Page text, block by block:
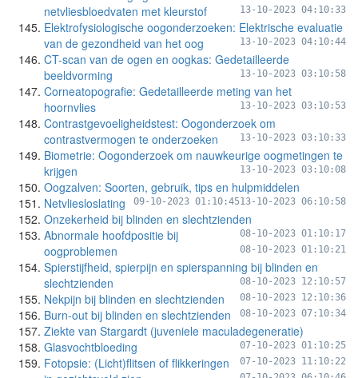
netvliesbloedvaten met kleurstof
13-10-2023 04:10:33
Elektrofysiologische oogonderzoeken: Elektrische evaluatie
van de gezondheid van het oog
13-10-2023 04:10:44
CT-scan van de ogen en oogkas: Gedetailleerde
beeldvorming
13-10-2023 03:10:58
Corneatopografie: Gedetailleerde meting van het
hoornvlies
13-10-2023 03:10:53
Contrastgevoeligheidstest: Oogonderzoek om
contrastvermogen te onderzoeken
13-10-2023 03:10:33
Biometrie: Oogonderzoek om nauwkeurige oogmetingen te
krijgen
13-10-2023 03:10:08
Oogzalven: Soorten, gebruik, tips en hulpmiddelen
13-10-2023 06:10:58
Netvliesloslating 09-10-2023 01:10:45
Onzekerheid bij blinden en slechtzienden
08-10-2023 01:10:17
Abnormale hoofdpositie bij
oogproblemen
08-10-2023 01:10:21
Spierstijfheid, spierpijn en spierspanning bij blinden en
slechtzienden
08-10-2023 12:10:57
Nekpijn bij blinden en slechtzienden 08-10-2023 12:10:36
Burn-out bij blinden en slechtzienden 08-10-2023 07:10:34
Ziekte van Stargardt (juveniele maculadegeneratie)
07-10-2023 01:10:25
Glasvochtbloeding
07-10-2023 11:10:22
Fotopsie: (Licht)flitsen of flikkeringen